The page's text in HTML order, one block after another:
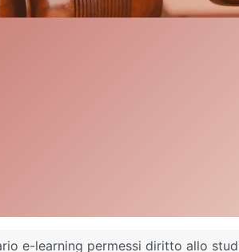
e-learning permessi diritto allo